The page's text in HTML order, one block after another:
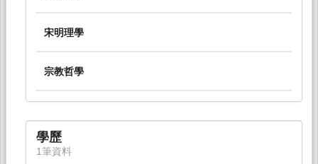
宋明理學
宗教哲學
學歷
1筆資料